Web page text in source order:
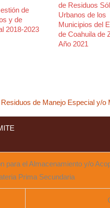
de
y de
2018-2023
de Residuos
Urbanos de los
Municipios del
de Coahuila de
Año 2021
de Manejo Especial y/o
para el Almacenamiento y/o
Prima Secundaria